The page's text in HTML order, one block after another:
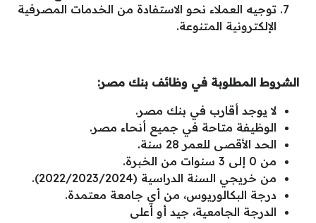
توجيه العملاء نحو الاستفادة من الخدمات المصرفية
الإلكترونية المتنوعة.
الشروط المطلوبة في وظائف بنك مصر:
لا يوجد أقارب في بنك مصر.
الوظيفة متاحة في جميع أنحاء مصر.
الحد الأقصى للعمر 28 سنة.
من 0 إلى 3 سنوات من الخبرة.
من خريجي السنة الدراسية (2022/2023/2024).
درجة البكالوريوس، من أي جامعة معتمدة.
الدرجة الجامعية، جيد أو أعلى